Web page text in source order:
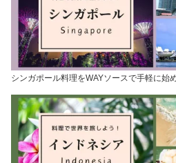
シンガポール料理をWAYソースで手軽に始